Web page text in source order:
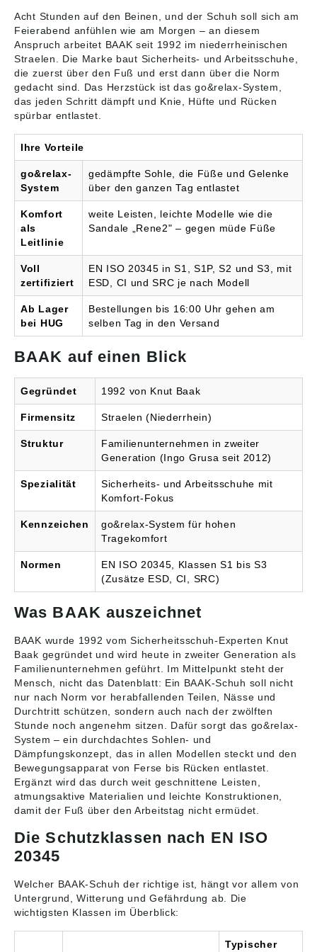
EigenschaftenEN ISO
20345:2011S1P SRC
ESDDGUV Regel 112-
191Microfaser &
Baak®go&relax-
SystemComposite-
FlexkappeSoftstep+
EinlegesohleEVA/Gummi
Durchtrittschutz
Produktsicherheitsveror
dnung ((EU)
2023/998):Baak GmbH
Hubertusstraße, 47638
Straelen, DE,
info@baak.de
komfortableren
Abknicken •Überkappe
zum Schutz des Leders
•Frei von seitlichen
und Reißverschluss für
schnelles Ein- und
Aussteigen •Robuster,
Fußbetteinlage bezogen
PU/PU, PU-
durch ihre elastische
und dämpfende Wirkung
Wirbelsäule schont, PU-
Laufsohle robust,
rutschhemmend,
wärmebeständig bis ca.
120 ºC, kälteflexibel bis
–20 ºC, Steilfrontabsatz
Material: Rindleder
gepolsterter
gepolsterte
geschlossene
Weblamm komplett
korrosionsbeständige
Leichtlaufmetallschnürte
ile Sicherheit:
Stahlkappe,
Gewicht: ca. 690 g
(Größe 42) Weite: 11
Angaben gemäß
Produktsicherheitsveror
dnung ((EU) 2023/998):
Baak GmbH & Co. KG,
Straelen, DE,
Acht Stunden auf den Beinen, und der Schuh soll sich am
Feierabend anfühlen wie am Morgen – an diesem
Anspruch arbeitet BAAK seit 1992 im niederrheinischen
Straelen. Die Marke baut Sicherheits- und Arbeitsschuhe
die zuerst über den Fuß und erst dann über die Norm
gedacht sind. Das Herzstück ist das go&relax-System,
das jeden Schritt dämpft und Knie, Hüfte und Rücken
spürbar entlastet.
Ihre Vorteile
go&relax-
System
gedämpfte Sohle, die Füße und Gelenke
über den ganzen Tag entlastet
Komfort
als
Leitlinie
weite Leisten, leichte Modelle wie die
Sandale „Rene2" – gegen müde Füße
Voll
zertifiziert
EN ISO 20345 in S1, S1P, S2 und S3, mit
ESD, CI und SRC je nach Modell
Ab Lager
bei HUG
Bestellungen bis 16:00 Uhr gehen am
selben Tag in den Versand
BAAK auf einen Blick
Gegründet 1992 von Knut Baak
Firmensitz Straelen (Niederrhein)
Struktur
Familienunternehmen in zweiter
Generation (Ingo Grusa seit 2012)
Spezialität
Sicherheits- und Arbeitsschuhe mit
Komfort-Fokus
Kennzeichen
go&relax-System für hohen
Tragekomfort
Normen
EN ISO 20345, Klassen S1 bis S3
(Zusätze ESD, CI, SRC)
Was BAAK auszeichnet
BAAK wurde 1992 vom Sicherheitsschuh-Experten Knut
Baak gegründet und wird heute in zweiter Generation als
Familienunternehmen geführt. Im Mittelpunkt steht der
Mensch, nicht das Datenblatt: Ein BAAK-Schuh soll nicht
nur nach Norm vor herabfallenden Teilen, Nässe und
Durchtritt schützen, sondern auch nach der zwölften
Stunde noch angenehm sitzen. Dafür sorgt das go&relax-
System – ein durchdachtes Sohlen- und
Dämpfungskonzept, das in allen Modellen steckt und den
Bewegungsapparat von Ferse bis Rücken entlastet.
Ergänzt wird das durch weit geschnittene Leisten,
atmungsaktive Materialien und leichte Konstruktionen,
damit der Fuß über den Arbeitstag nicht ermüdet.
Die Schutzklassen nach EN ISO
20345
Welcher BAAK-Schuh der richtige ist, hängt vor allem von
Untergrund, Witterung und Gefährdung ab. Die
wichtigsten Klassen im Überblick:
Typischer